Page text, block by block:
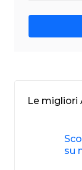
Le migliori
su